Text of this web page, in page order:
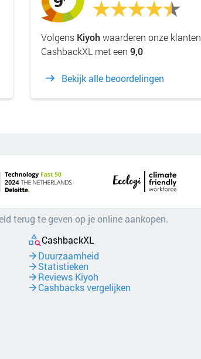
Volgens Kiyoh waarderen onze klanten
CashbackXL met een9,0
Bekijk alle beoordelingen
terug te geven op je online aankopen.
CashbackXL
Duurzaamheid
Statistieken
Reviews Kiyoh
Cashbacks vergelijken